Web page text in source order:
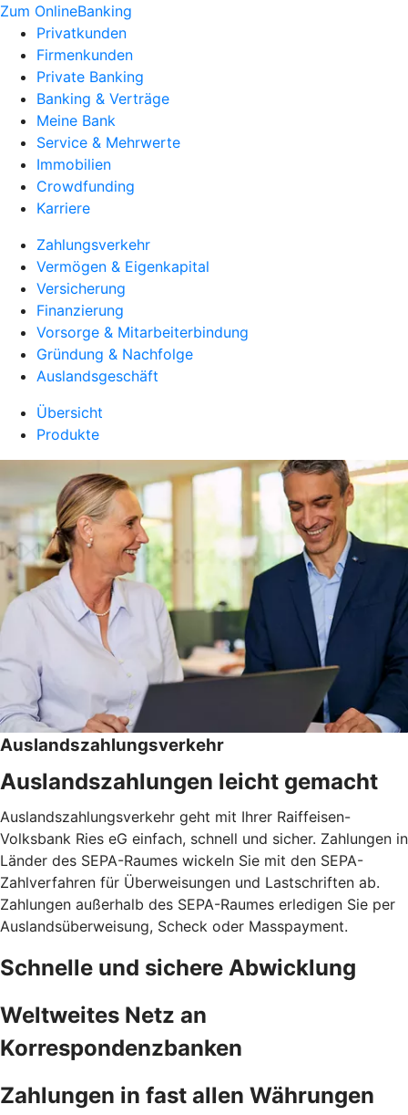
Zum OnlineBanking
Privatkunden
Firmenkunden
Private Banking
Banking & Verträge
Meine Bank
Service & Mehrwerte
Immobilien
Crowdfunding
Karriere
Zahlungsverkehr
Vermögen & Eigenkapital
Versicherung
Finanzierung
Vorsorge & Mitarbeiterbindung
Gründung & Nachfolge
Auslandsgeschäft
Übersicht
Produkte
Auslandszahlungsverkehr
Auslandszahlungen leicht gemacht
Auslandszahlungsverkehr geht mit Ihrer Raiffeisen-
Volksbank Ries eG einfach, schnell und sicher. Zahlungen in
Länder des SEPA-Raumes wickeln Sie mit den SEPA-
Zahlverfahren für Überweisungen und Lastschriften ab.
Zahlungen außerhalb des SEPA-Raumes erledigen Sie per
Auslandsüberweisung, Scheck oder Masspayment.
Schnelle und sichere Abwicklung
Weltweites Netz an
Korrespondenzbanken
Zahlungen in fast allen Währungen